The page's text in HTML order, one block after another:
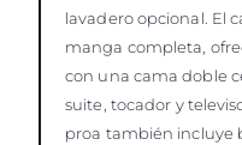
lavadero opcional. El
manga completa,
con una cama doble
suite, tocador y
proa también incluye